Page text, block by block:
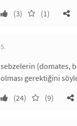
(3)
(1)
5.
sebzelerin (domates,
olması gerektiğini
(24)
(9)